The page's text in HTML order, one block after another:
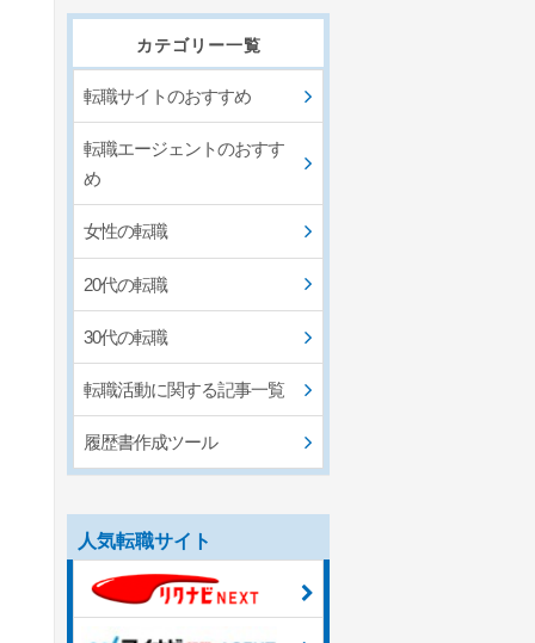
カテゴリー一覧
転職サイトのおすすめ
転職エージェントのおすす
め
女性の転職
20代の転職
30代の転職
転職活動に関する記事一覧
履歴書作成ツール
人気転職サイト